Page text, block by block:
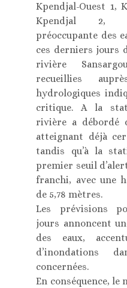
Kpendjal-Ouest 1,
Kpendjal 2,
préoccupante des
ces derniers jours
rivière
recueillies
hydrologiques
critique. A la
rivière a débordé
atteignant déjà
tandis qu’à la
premier seuil
franchi, avec une
de 5,78 mètres.
Les prévisions
jours annoncent
des eaux,
d’inondations
concernées.
En conséquence,